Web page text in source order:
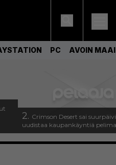
PC AVOIN
2. Crimson Desert sai
uudistaa kaupankäyntiä